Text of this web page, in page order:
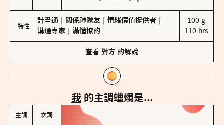
特性
計畫通 關係神隊友 情緒價值提供者
溝通專家
滿懂撩的
100 g
110 hrs
查看 對方 的解說
我 的主調蠟燭是...
主調 次調